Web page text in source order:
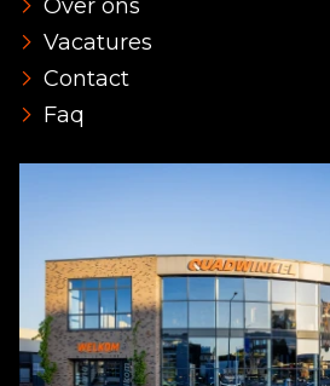
Over ons
Vacatures
Contact
Faq